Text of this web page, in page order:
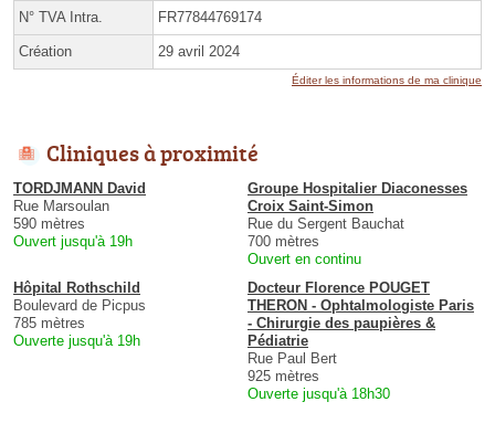
N° TVA Intra. FR77844769174
Création 29 avril 2024
Éditer les informations de ma clinique
Cliniques à proximité
TORDJMANN David
Rue Marsoulan
590 mètres
Ouvert jusqu'à 19h
Groupe Hospitalier Diaconesses
Croix Saint-Simon
Rue du Sergent Bauchat
700 mètres
Ouvert en continu
Hôpital Rothschild
Boulevard de Picpus
785 mètres
Ouverte jusqu'à 19h
Docteur Florence POUGET
THERON - Ophtalmologiste Paris
- Chirurgie des paupières &
Pédiatrie
Rue Paul Bert
925 mètres
Ouverte jusqu'à 18h30